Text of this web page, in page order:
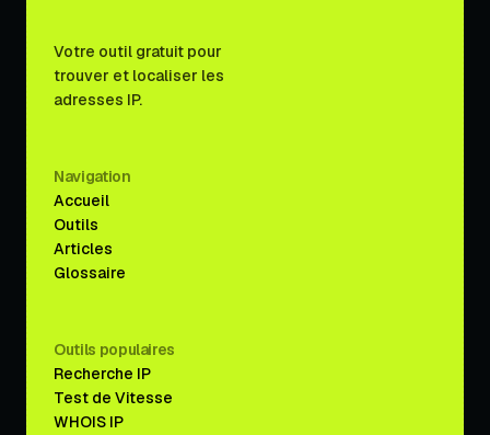
Votre outil gratuit pour
trouver et localiser les
adresses IP.
Navigation
Accueil
Outils
Articles
Glossaire
Outils populaires
Recherche IP
Test de Vitesse
WHOIS IP